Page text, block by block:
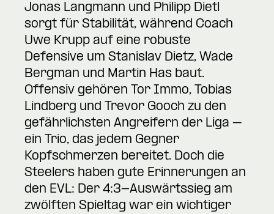
Jonas Langmann und Philipp Dietl
sorgt für Stabilität, während Coach
Uwe Krupp auf eine robuste
Defensive um Stanislav Dietz, Wade
Bergman und Martin Has baut.
Offensiv gehören Tor Immo, Tobias
Lindberg und Trevor Gooch zu den
gefährlichsten Angreifern der Liga –
ein Trio, das jedem Gegner
Kopfschmerzen bereitet. Doch die
Steelers haben gute Erinnerungen an
den EVL: Der 4:3-Auswärtssieg am
zwölften Spieltag war ein wichtiger